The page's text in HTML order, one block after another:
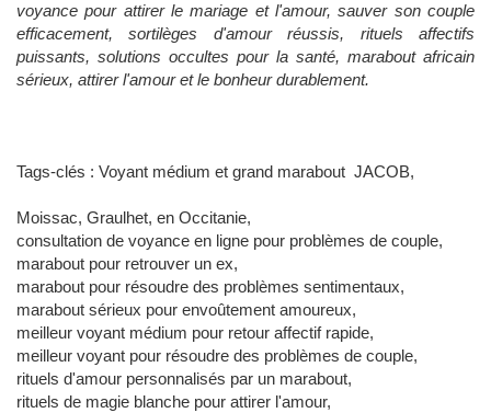
voyance pour attirer le mariage et l'amour, sauver son couple
efficacement, sortilèges d'amour réussis, rituels affectifs
puissants, solutions occultes pour la santé, marabout africain
sérieux, attirer l'amour et le bonheur durablement.
Tags-clés : Voyant médium et grand marabout JACOB,
Moissac, Graulhet, en Occitanie,
consultation de voyance en ligne pour problèmes de couple,
marabout pour retrouver un ex,
marabout pour résoudre des problèmes sentimentaux,
marabout sérieux pour envoûtement amoureux,
meilleur voyant médium pour retour affectif rapide,
meilleur voyant pour résoudre des problèmes de couple,
rituels d'amour personnalisés par un marabout,
rituels de magie blanche pour attirer l'amour,